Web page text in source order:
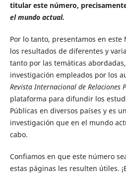
titular este número,
el mundo actual.
Por lo tanto, presentamos en este
los resultados de diferentes y
tanto por las temáticas
investigación empleados por los
Revista Internacional de Relaciones
plataforma para difundir los
Públicas en diversos países y es
investigación que en el mundo
cabo.
Confiamos en que este número
estas páginas les resulten útiles.